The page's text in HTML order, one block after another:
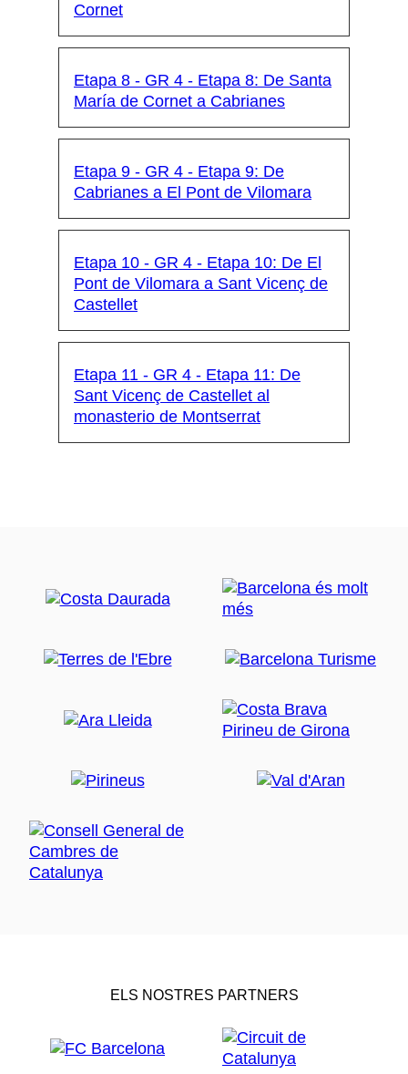
Cornet
Etapa 8 - GR 4 - Etapa 8: De Santa
María de Cornet a Cabrianes
Etapa 9 - GR 4 - Etapa 9: De
Cabrianes a El Pont de Vilomara
Etapa 10 - GR 4 - Etapa 10: De El
Pont de Vilomara a Sant Vicenç de
Castellet
Etapa 11 - GR 4 - Etapa 11: De
Sant Vicenç de Castellet al
monasterio de Montserrat
ELS NOSTRES PARTNERS